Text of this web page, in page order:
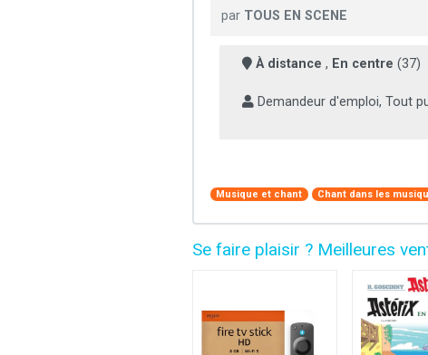
par TOUS EN SCENE
À distance , En centre (37)
Demandeur d'emploi, Tout
Musique et chant Chant dans les
Se faire plaisir ? Meilleures